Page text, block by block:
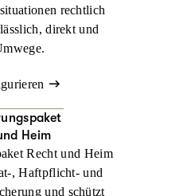
rechtlich
direkt und
Heim
Recht und Heim
, Haftpflicht- und
und schützt